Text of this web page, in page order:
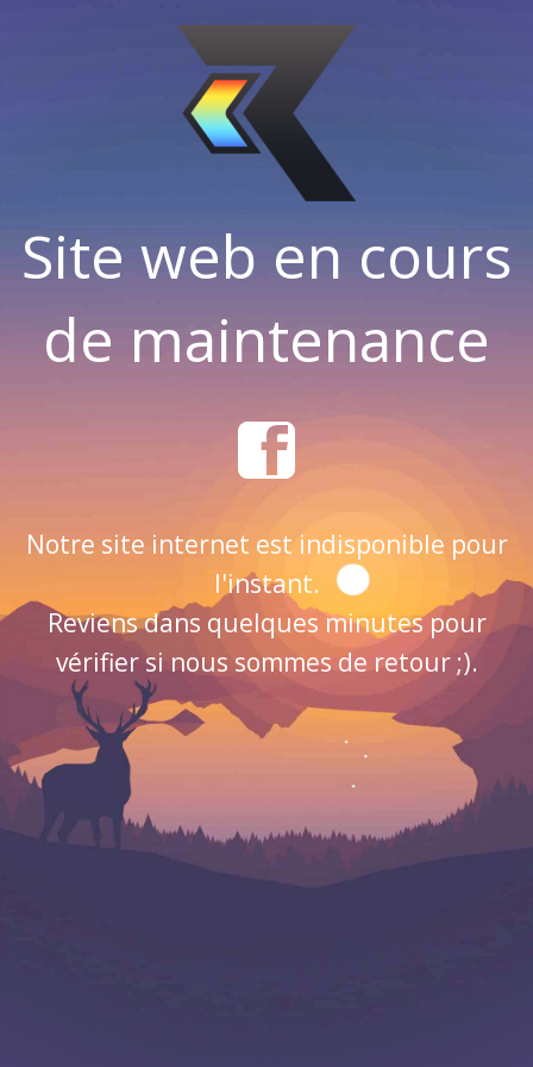
Site web en cours
de maintenance
Notre site internet est indisponible pour
l'instant.
Reviens dans quelques minutes pour
vérifier si nous sommes de retour ;).